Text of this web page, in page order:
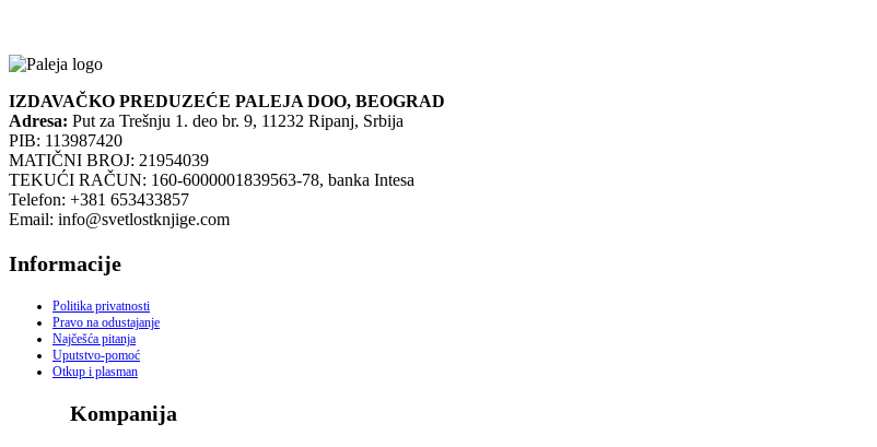
IZDAVAČKO PREDUZEĆE PALEJA DOO, BEOGRAD
Adresa: Put za Trešnju 1. deo br. 9, 11232 Ripanj, Srbija
PIB: 113987420
MATIČNI BROJ: 21954039
TEKUĆI RAČUN: 160-6000001839563-78, banka Intesa
Telefon: +381 653433857
Email: info@svetlostknjige.com
Informacije
Politika privatnosti
Pravo na odustajanje
Najčešća pitanja
Uputstvo-pomoć
Otkup i plasman
Kompanija